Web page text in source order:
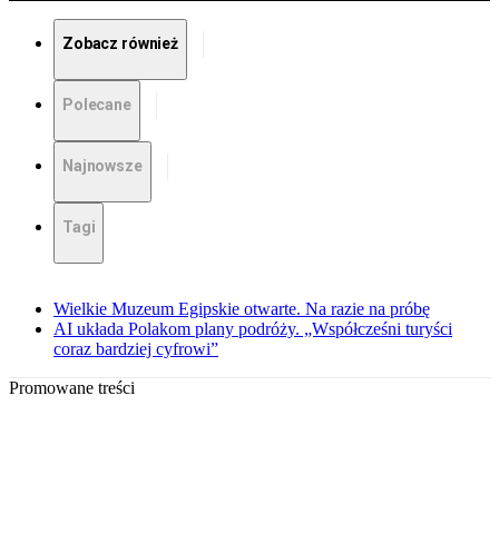
Zobacz również
Polecane
Najnowsze
Tagi
Wielkie Muzeum Egipskie otwarte. Na razie na próbę
AI układa Polakom plany podróży. „Współcześni turyści
coraz bardziej cyfrowi”
Promowane treści